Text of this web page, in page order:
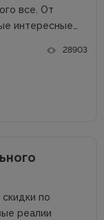
все. От
интересные
неделю
28903
по
реалии